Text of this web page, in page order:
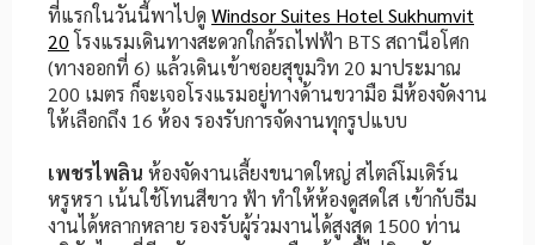
ที่แรกในวันนี้พาไปดู Windsor Suites Hotel Sukhumvit
20โรงแรมเดินทางสะดวกใกล้รถไฟฟ้า BTS สถานีอโศก
(ทางออกที่ 6) แล้วเดินเข้าซอยสุขุมวิท 20 มาประมาณ
200 เมตร ก็จะเจอโรงแรมอยู่ทางด้านขวามือ มีห้องจัดงาน
ให้เลือกถึง 16 ห้อง รองรับการจัดงานทุกรูปแบบ
เพชรไพลิน ห้องจัดงานเลี้ยงขนาดใหญ่ สไตล์โมเดิร์น
หรูหรา เน้นใช้โทนสีขาว ฟ้า ทำให้ห้องดูสดใส เข้ากับธีม
งานได้หลากหลาย รองรับผู้ร่วมงานได้สูงสุด 1500 ท่าน